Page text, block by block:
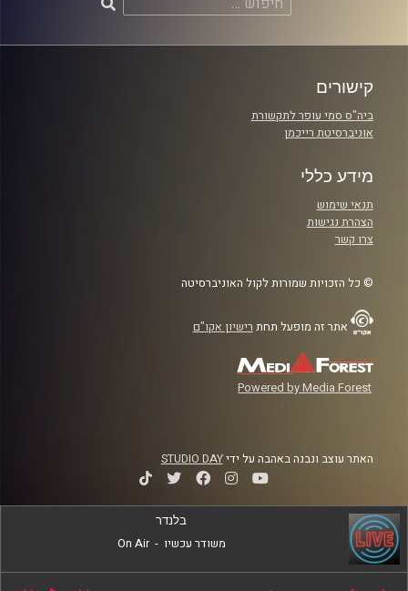
חיפוש:
קישורים
ביה"ס סמי עופר לתקשורת
אוניברסיטת רייכמן
מידע כללי
תנאי שימוש
הצהרת נגישות
צרו קשר
© כל הזכויות שמורות לקול האוניברסיטה
אתר זה מופעל תחת רישיון אקו"ם
Powered by Media Forest
האתר עוצב ונבנה באהבה על ידיSTUDIO DAY
בלנדר
משודר עכשיו -
On Air